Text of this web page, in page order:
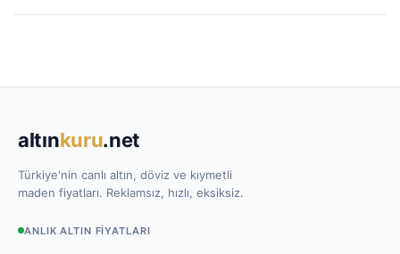
altınkuru.net
Türkiye'nin canlı altın, döviz ve kıymetli
maden fiyatları. Reklamsız, hızlı, eksiksiz.
ANLIK ALTIN FIYATLARI